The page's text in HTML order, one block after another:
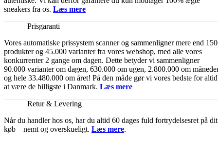
sneakers fra os. Læs mere
Prisgaranti
Vores automatiske prissystem scanner og sammenligner mere end
produkter og 45.000 varianter fra vores webshop, med alle vores
konkurrenter 2 gange om dagen. Dette betyder vi sammenligner
90.000 varianter om dagen, 630.000 om ugen, 2.800.000 om
og hele 33.480.000 om året! På den måde gør vi vores bedste for
at være de billigste i Danmark. Læs mere
Retur & Levering
Når du handler hos os, har du altid 60 dages fuld fortrydelsesret på dit
køb – nemt og overskueligt. Læs mere.